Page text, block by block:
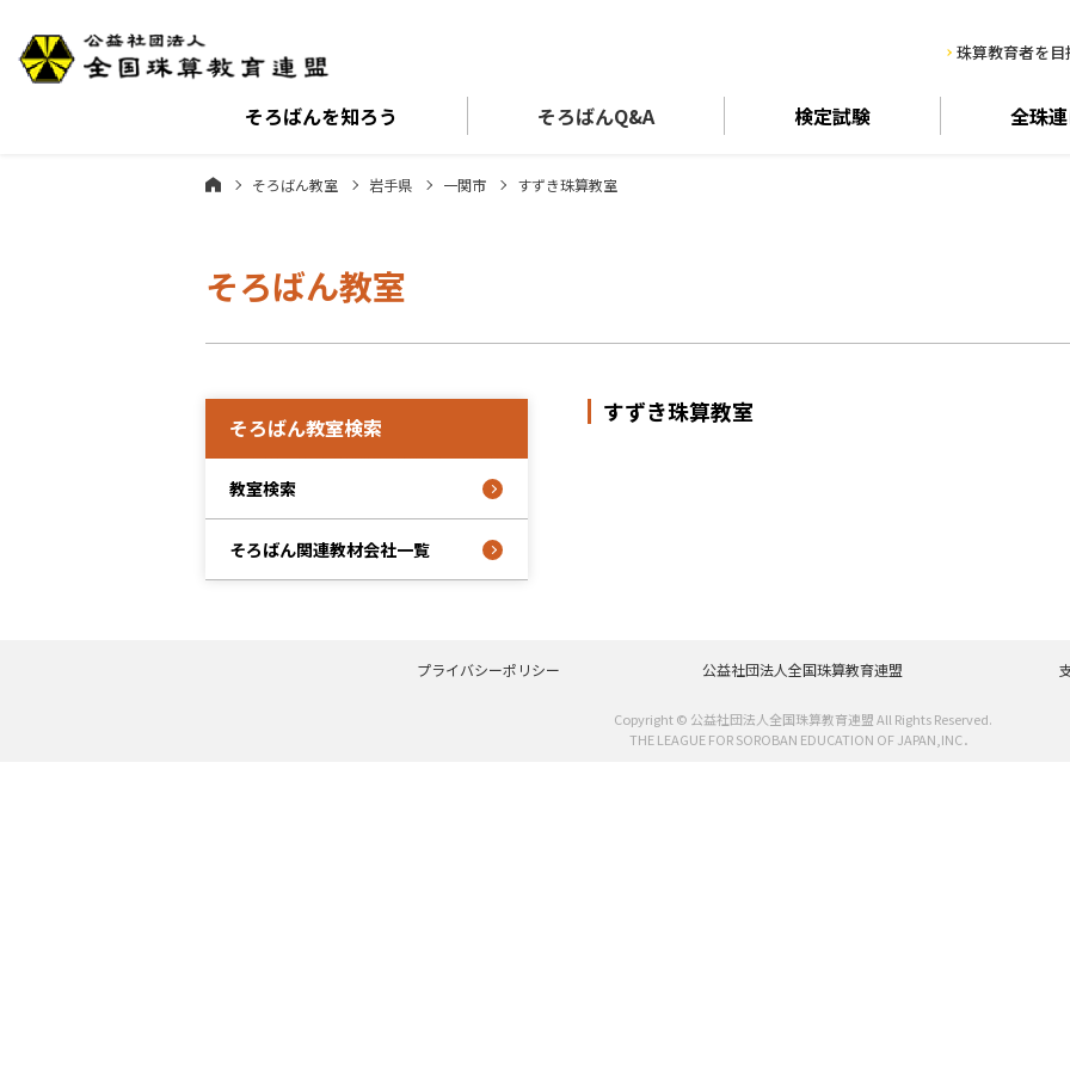
珠算教育者を
そろばんを知ろう そろばんQ&A 検定試験 全珠
そろばん教室 岩手県 一関市 すずき珠算教室
そろばん教室
すずき珠算教室
そろばん教室検索
教室検索
そろばん関連教材会社一覧
公益社団法人全国珠算教育連盟
プライバシーポリシー
Copyright © 公益社団法人全国珠算教育連盟 All Rights Reserved.
THE LEAGUE FOR SOROBAN EDUCATION OF JAPAN,INC．